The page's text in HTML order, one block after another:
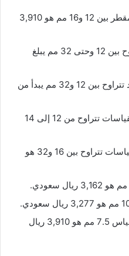
سعر طن الحديد السعودي المقطر بين 12 و16 مم هو 3,910
سعر طن الحديد لمقاس يتراوح بين 12 وحتى 32 مم يبلغ
سعر طن حديد الراجحي بأبعاد تتراوح بين 12 و32 مم يبدأ من
سعر طن الحديد من سابك، بقياسات تتراوح من 12 إلى 14
سعر طن الحديد من سابك بقياسات تتراوح بين 16 و32 هو
سعر طن من حديد سعودي بقياس 7.5 مم هو 3,910 ريال